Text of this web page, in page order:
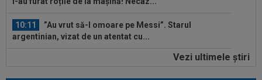
10:11
”Au vrut să-l omoare pe Messi”. Starul
argentinian, vizat de un atentat cu...
Ce veste pentru Jose Mourinho: Real Madrid a
Vezi ultimele ştiri